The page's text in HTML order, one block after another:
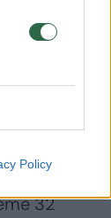
Policy
56-os
olandą
– 9-ąją
N.
32